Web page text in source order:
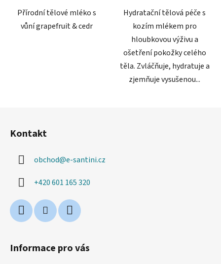
Přírodní tělové mléko s
vůní grapefruit & cedr
Hydratační tělová péče s
kozím mlékem pro
hloubkovou výživu a
ošetření pokožky celého
těla. Zvláčňuje, hydratuje a
zjemňuje vysušenou...
Kontakt
obchod@e-santini.cz
+420 601 165 320
Informace pro vás